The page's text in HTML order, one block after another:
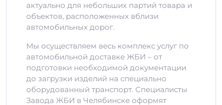
актуально для небольших партий товара и
объектов, расположенных вблизи
автомобильных дорог.
Мы осуществляем весь комплекс услуг по
автомобильной доставке ЖБИ – от
подготовки необходимой документации
до загрузки изделий на специально
оборудованный транспорт. Специалисты
Завода ЖБИ в Челябинске оформят